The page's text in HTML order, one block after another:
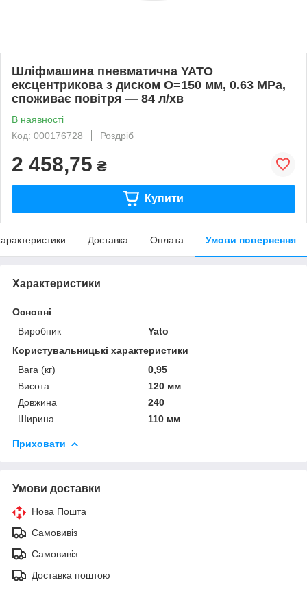
Шліфмашина пневматична YATO
ексцентрикова з диском O=150 мм, 0.63 MPa,
споживає повітря — 84 л/хв
В наявності
Код: 000176728
Роздріб
2 458,75 ₴
Купити
Доставка Оплата Умови повернення
Характеристики
Основні
Виробник
Yato
Користувальницькі характеристики
Вага (кг)
0,95
Висота
120 мм
Довжина
240
Ширина
110 мм
Приховати
Умови доставки
Нова Пошта
Самовивіз
Самовивіз
Доставка поштою